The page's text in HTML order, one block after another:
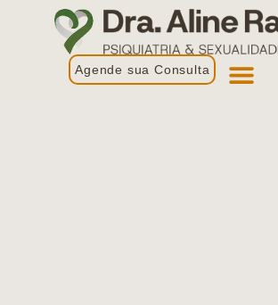
Agende sua Consulta